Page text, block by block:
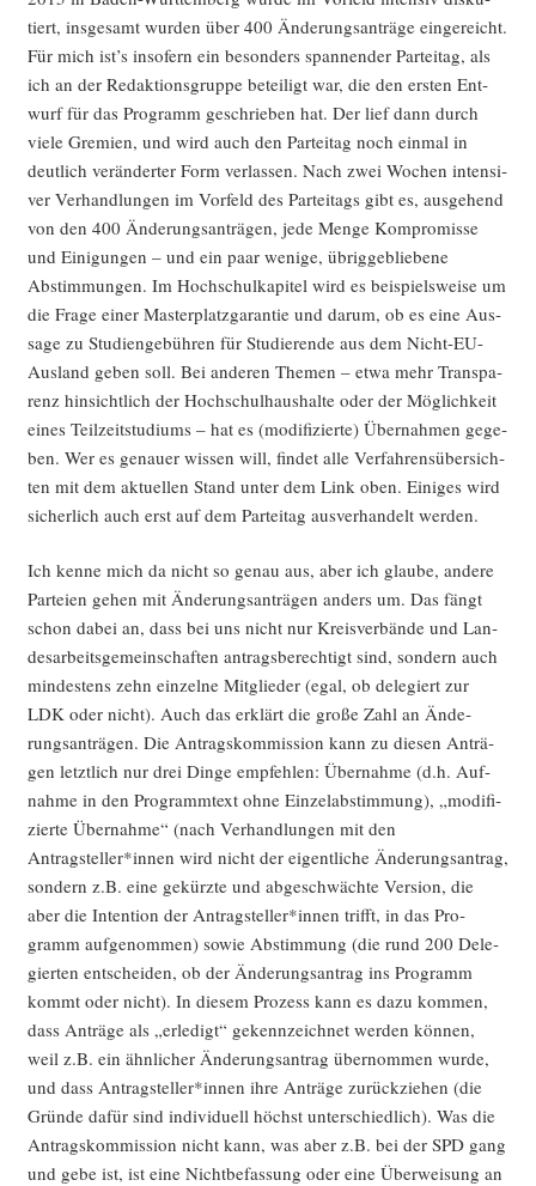
tiert, ins­ge­samt wur­den über 400 Ände­rungs­an­trä­ge ein­ge­reicht.
Für mich ist’s inso­fern ein beson­ders span­nen­der Par­tei­tag, als
ich an der Redak­ti­ons­grup­pe betei­ligt war, die den ers­ten Ent­
wurf für das Pro­gramm geschrie­ben hat. Der lief dann durch
vie­le Gre­mi­en, und wird auch den Par­tei­tag noch ein­mal in
deut­lich ver­än­der­ter Form ver­las­sen. Nach zwei Wochen inten­si­
ver Ver­hand­lun­gen im Vor­feld des Par­tei­tags gibt es, aus­ge­hend
von den 400 Ände­rungs­an­trä­gen, jede Men­ge Kom­pro­mis­se
und Eini­gun­gen – und ein paar weni­ge, übrig­ge­blie­be­ne
Abstim­mun­gen. Im Hoch­schul­ka­pi­tel wird es bei­spiels­wei­se um
die Fra­ge einer Mas­ter­platz­ga­ran­tie und dar­um, ob es eine Aus­
sa­ge zu Stu­di­en­ge­büh­ren für Stu­die­ren­de aus dem Nicht-EU-
Aus­land geben soll. Bei ande­ren The­men – etwa mehr Trans­pa­
renz hin­sicht­lich der Hoch­schul­haus­hal­te oder der Mög­lich­keit
eines Teil­zeit­stu­di­ums – hat es (modi­fi­zier­te) Über­nah­men gege­
ben. Wer es genau­er wis­sen will, fin­det alle Ver­fah­rens­über­sich­
ten mit dem aktu­el­len Stand unter dem Link oben. Eini­ges wird
sicher­lich auch erst auf dem Par­tei­tag aus­ver­han­delt werden.
Ich ken­ne mich da nicht so genau aus, aber ich glau­be, ande­re
Par­tei­en gehen mit Ände­rungs­an­trä­gen anders um. Das fängt
schon dabei an, dass bei uns nicht nur Kreis­ver­bän­de und Lan­
des­ar­beits­ge­mein­schaf­ten antrags­be­rech­tigt sind, son­dern auch
min­des­tens zehn ein­zel­ne Mit­glie­der (egal, ob dele­giert zur
LDK oder nicht). Auch das erklärt die gro­ße Zahl an Ände­
rungs­an­trä­gen. Die Antrags­kom­mis­si­on kann zu die­sen Anträ­
gen letzt­lich nur drei Din­ge emp­feh­len: Über­nah­me (d.h. Auf­
nah­me in den Pro­gramm­text ohne Ein­zel­ab­stim­mung), „modi­fi­
zier­te Über­nah­me“ (nach Ver­hand­lun­gen mit den
Antragsteller*innen wird nicht der eigent­li­che Ände­rungs­an­trag,
son­dern z.B. eine gekürz­te und abge­schwäch­te Ver­si­on, die
aber die Inten­ti­on der Antragsteller*innen trifft, in das Pro­
gramm auf­ge­nom­men) sowie Abstim­mung (die rund 200 Dele­
gier­ten ent­schei­den, ob der Ände­rungs­an­trag ins Pro­gramm
kommt oder nicht). In die­sem Pro­zess kann es dazu kom­men,
dass Anträ­ge als „erle­digt“ gekenn­zeich­net wer­den kön­nen,
weil z.B. ein ähn­li­cher Ände­rungs­an­trag über­nom­men wur­de,
und dass Antragsteller*innen ihre Anträ­ge zurück­zie­hen (die
Grün­de dafür sind indi­vi­du­ell höchst unter­schied­lich). Was die
Antrags­kom­mis­si­on nicht kann, was aber z.B. bei der SPD gang
und gebe ist, ist eine Nicht­be­fas­sung oder eine Über­wei­sung an